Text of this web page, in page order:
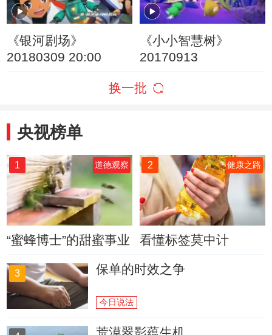
《银河剧场》
20180309 20:00
《小小智慧树》
20170913
换一批
央视榜单
1 道德观察
“蜜蜂博士”的甜蜜事业
2 健康之路
看懂标签莫中计
3 保单的时效之争
今日说法